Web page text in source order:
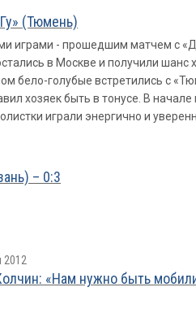
(Тюмень)
играми - прошедшим матчем с
в Москве и получили
бело-голубые встретились с
хозяек быть в тонусе. В
играли энергично и
– 0:3
2012
«Нам нужно быть